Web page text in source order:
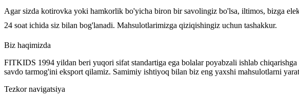
Agar sizda kotirovka yoki hamkorlik bo'yicha biron bir savolingiz bo'lsa, iltimos, bizga
24 soat ichida siz bilan bog'lanadi. Mahsulotlarimizga qiziqishingiz uchun tashakkur.
Biz haqimizda
FITKIDS 1994 yildan beri yuqori sifat standartiga ega bolalar poyabzali ishlab
savdo tarmog'ini eksport qilamiz. Samimiy ishtiyoq bilan biz eng yaxshi mahsulotlarni
Tezkor navigatsiya